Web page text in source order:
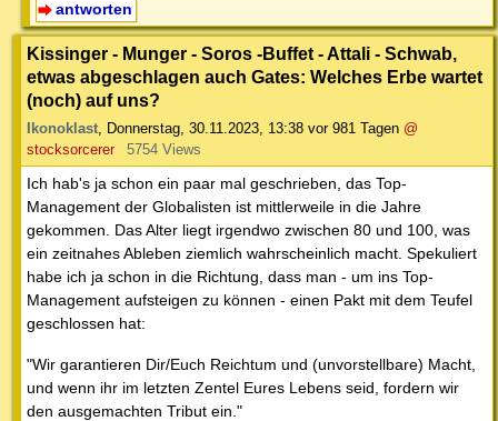
antworten
Kissinger - Munger - Soros -Buffet - Attali - Schwab,
etwas abgeschlagen auch Gates: Welches Erbe wartet
(noch) auf uns?
Ikonoklast Donnerstag, 30.11.2023, 13:38 vor 981 Tagen @
stocksorcerer
5754 Views
Ich hab's ja schon ein paar mal geschrieben, das Top-
Management der Globalisten ist mittlerweile in die Jahre
gekommen. Das Alter liegt irgendwo zwischen 80 und 100, was
ein zeitnahes Ableben ziemlich wahrscheinlich macht. Spekuliert
habe ich ja schon in die Richtung, dass man - um ins Top-
Management aufsteigen zu können - einen Pakt mit dem Teufel
geschlossen hat:
"Wir garantieren Dir/Euch Reichtum und (unvorstellbare) Macht,
und wenn ihr im letzten Zentel Eures Lebens seid, fordern wir
den ausgemachten Tribut ein."